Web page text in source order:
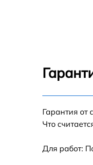
Замена
1000
Гарантия
Что
Для работ: